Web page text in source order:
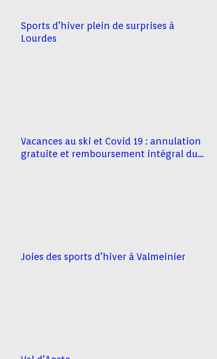
Sports d’hiver plein de surprises à
Lourdes
Vacances au ski et Covid 19 : annulation
gratuite et remboursement intégral du
Joies des sports d’hiver à Valmeinier